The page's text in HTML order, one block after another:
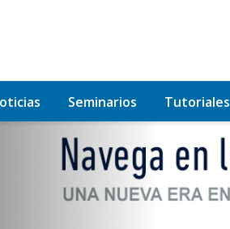
Seminarios Tutoriales